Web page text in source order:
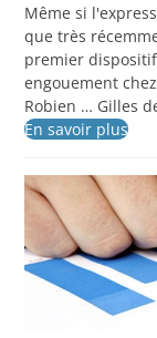
Même si
que très
premier
engouement
Robien … Gilles
En savoir plus